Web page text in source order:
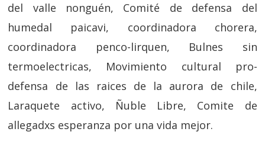
del valle nonguén, Comité de defensa del
humedal paicavi, coordinadora chorera,
coordinadora penco-lirquen, Bulnes sin
termoelectricas, Movimiento cultural pro-
defensa de las raices de la aurora de chile,
Laraquete activo, Ñuble Libre, Comite de
allegadxs esperanza por una vida mejor.